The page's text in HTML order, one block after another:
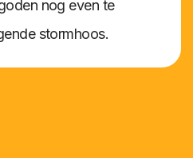
nog even te
stormhoos.